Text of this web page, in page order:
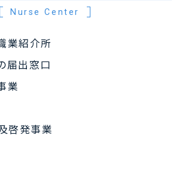
Nurse Center
業紹介所
届出窓口
業
啓発事業